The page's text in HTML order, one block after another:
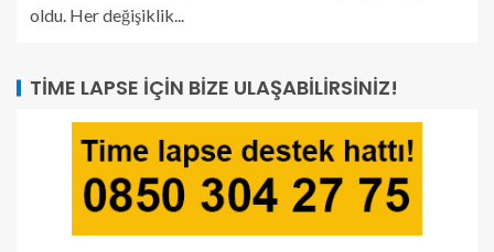
oldu. Her değişiklik...
TIME LAPSE İÇIN BIZE ULAŞABILIRSINIZ!